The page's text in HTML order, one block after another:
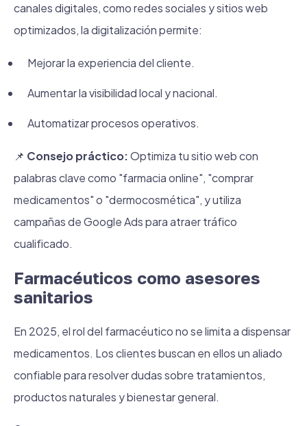
canales digitales, como redes sociales y sitios web
optimizados, la digitalización permite:
Mejorar la experiencia del cliente.
Aumentar la visibilidad local y nacional.
Automatizar procesos operativos.
📌 Consejo práctico:Optimiza tu sitio web con
palabras clave como "farmacia online", "comprar
medicamentos" o "dermocosmética", y utiliza
campañas de Google Ads para atraer tráfico
cualificado.
Farmacéuticos como asesores
sanitarios
En 2025, el rol del farmacéutico no se limita a dispensar
medicamentos. Los clientes buscan en ellos un aliado
confiable para resolver dudas sobre tratamientos,
productos naturales y bienestar general.